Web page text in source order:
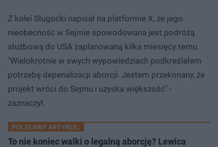
Z kolei Sługocki napisał na platformie X, że jego
nieobecność w Sejmie spowodowana jest podróżą
służbową do USA zaplanowaną kilka miesięcy temu.
"Wielokrotnie w swych wypowiedziach podkreślałem
potrzebę depenalizacji aborcji. Jestem przekonany, że
projekt wróci do Sejmu i uzyska większość" -
zaznaczył.
POLECANY ARTYKUŁ:
To nie koniec walki o legalną aborcję? Lewica